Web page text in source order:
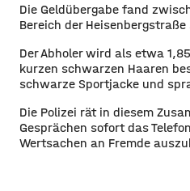
Die Geldübergabe fand
Bereich der
Der Abholer wird als etwa
kurzen schwarzen Haaren
schwarze Sportjacke und
Die Polizei rät in diesem
Gesprächen sofort das
Wertsachen an Fremde